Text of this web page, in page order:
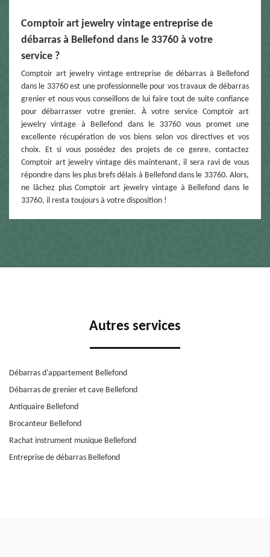
Comptoir art jewelry vintage entreprise de
débarras à Bellefond dans le 33760 à votre
service ?
Comptoir art jewelry vintage entreprise de débarras à Bellefond
dans le 33760 est une professionnelle pour vos travaux de débarras
grenier et nous vous conseillons de lui faire tout de suite confiance
pour débarrasser votre grenier. À votre service Comptoir art
jewelry vintage à Bellefond dans le 33760 vous promet une
excellente récupération de vos biens selon vos directives et vos
choix. Et si vous possédez des projets de ce genre, contactez
Comptoir art jewelry vintage dès maintenant, il sera ravi de vous
répondre dans les plus brefs délais à Bellefond dans le 33760. Alors,
ne lâchez plus Comptoir art jewelry vintage à Bellefond dans le
33760, il resta toujours à votre disposition !
Autres services
Débarras d'appartement Bellefond
Débarras de grenier et cave Bellefond
Antiquaire Bellefond
Brocanteur Bellefond
Rachat instrument musique Bellefond
Entreprise de débarras Bellefond